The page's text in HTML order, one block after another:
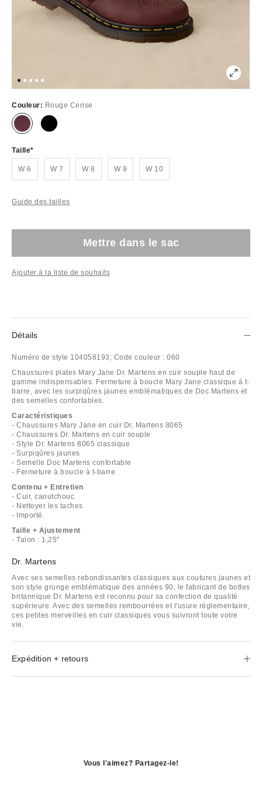
Couleur: Rouge Cerise
Taille
W 6 W 7 W 8 W 9 W 10
Guide des tailles
Mettre dans le sac
Ajouter à la liste de souhaits
Détails
Numéro de style 104058193; Code couleur : 060
Chaussures plates Mary Jane Dr. Martens en cuir souple haut de
gamme indispensables. Fermeture à boucle Mary Jane classique à t-
barre, avec les surpiqûres jaunes emblématiques de Doc Martens et
des semelles confortables.
Caractéristiques
- Chaussures Mary Jane en cuir Dr. Martens 8065
- Chaussures Dr. Martens en cuir souple
- Style Dr. Martens 8065 classique
- Surpiqûres jaunes
- Semelle Doc Martens confortable
- Fermeture à boucle à t-barre
Contenu + Entretien
- Cuir, caoutchouc
- Nettoyer les taches
- Importé
Taille + Ajustement
- Talon : 1,25"
Dr. Martens
Avec ses semelles rebondissantes classiques aux coutures jaunes et
son style grunge emblématique des années 90, le fabricant de bottes
britannique Dr. Martens est reconnu pour sa confection de qualité
supérieure. Avec des semelles rembourrées et l'usure réglementaire,
ces petites merveilles en cuir classiques vous suivront toute votre
vie.
Expédition + retours
Vous l'aimez? Partagez-le!